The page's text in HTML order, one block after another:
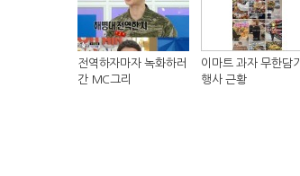
전역하자마자 녹화하러
간 MC그리
이마트 과자 무한담기
행사 근황